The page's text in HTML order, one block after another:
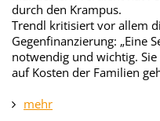
durch den Krampus.
Trendl kritisiert vor allem
Gegenfinanzierung: „Eine
notwendig und wichtig.
auf Kosten der Familien
mehr